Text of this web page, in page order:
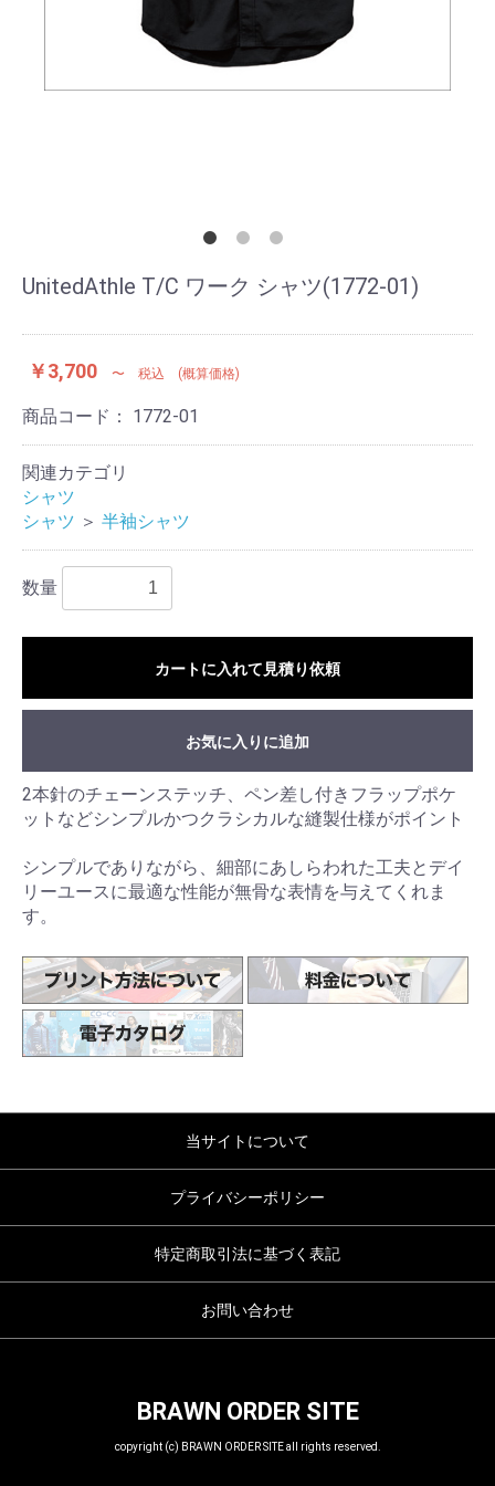
UnitedAthle T/C ワーク シャツ(1772-01)
￥3,700 〜 税込 (概算価格)
商品コード： 1772-01
関連カテゴリ
シャツ
シャツ ＞ 半袖シャツ
数量
カートに入れて見積り依頼
お気に入りに追加
2本針のチェーンステッチ、ペン差し付きフラップポケ
ットなどシンプルかつクラシカルな縫製仕様がポイント
シンプルでありながら、細部にあしらわれた工夫とデイ
リーユースに最適な性能が無骨な表情を与えてくれま
す。
当サイトについて
プライバシーポリシー
特定商取引法に基づく表記
お問い合わせ
BRAWN ORDER SITE
copyright (c) BRAWN ORDER SITE all rights reserved.